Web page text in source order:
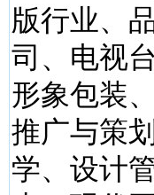
版行业、
司、电视
形象包装
推广与策
学、设计